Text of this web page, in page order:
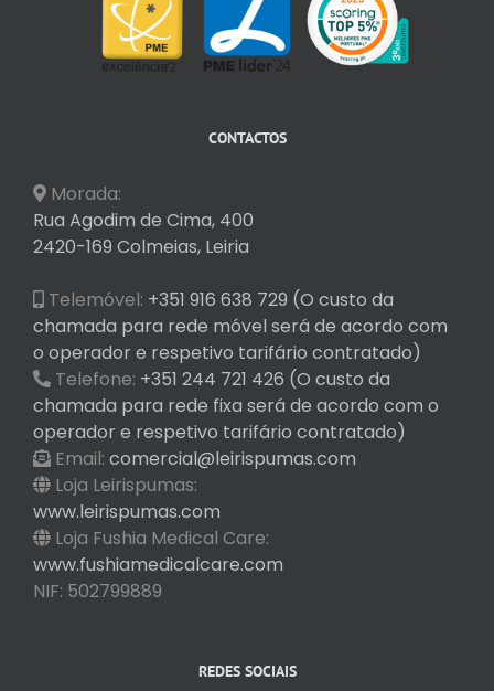
CONTACTOS
Morada:
Rua Agodim de Cima, 400
2420-169 Colmeias, Leiria
Telemóvel: +351 916 638 729 (O custo da
chamada para rede móvel será de acordo com
o operador e respetivo tarifário contratado)
Telefone: +351 244 721 426 (O custo da
chamada para rede fixa será de acordo com o
operador e respetivo tarifário contratado)
Email: comercial@leirispumas.com
Loja Leirispumas:
www.leirispumas.com
Loja Fushia Medical Care:
www.fushiamedicalcare.com
NIF: 502799889
REDES SOCIAIS